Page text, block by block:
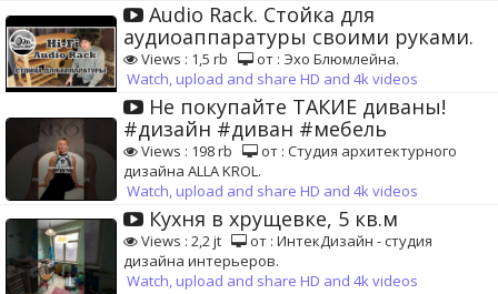
Audio Rack. Стойка для
аудиоаппаратуры своими руками.
Views : 1,5 rb
от : Эхо Блюмлейна.
Watch, upload and share HD and 4k videos
Не покупайте ТАКИЕ диваны!
#дизайн #диван #мебель
Views : 198 rb
от : Студия архитектурного
дизайна ALLA KROL.
Watch, upload and share HD and 4k videos
Кухня в хрущевке, 5 кв.м
Views : 2,2 jt
от : ИнтекДизайн - студия
дизайна интерьеров.
Watch, upload and share HD and 4k videos